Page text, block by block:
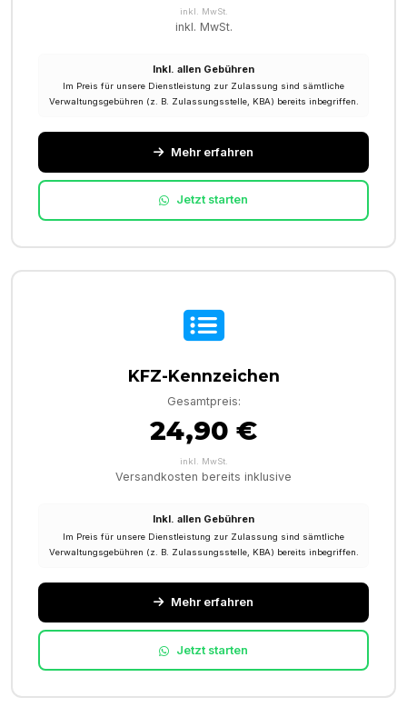
inkl. MwSt.
inkl. MwSt.
Inkl. allen Gebühren
Im Preis für unsere Dienstleistung zur Zulassung sind sämtliche
Verwaltungsgebühren (z. B. Zulassungsstelle, KBA) bereits inbegriffen.
Mehr erfahren
Jetzt starten
KFZ-Kennzeichen
Gesamtpreis:
24,90 €
inkl. MwSt.
Versandkosten bereits inklusive
Inkl. allen Gebühren
Im Preis für unsere Dienstleistung zur Zulassung sind sämtliche
Verwaltungsgebühren (z. B. Zulassungsstelle, KBA) bereits inbegriffen.
Mehr erfahren
Jetzt starten